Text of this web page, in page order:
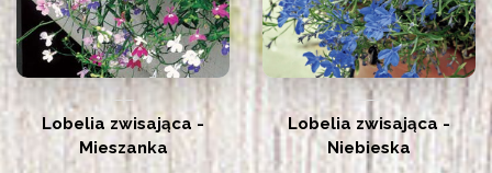
Lobelia zwisająca -
Mieszanka
Lobelia zwisająca -
Niebieska